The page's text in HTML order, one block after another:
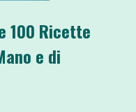
100 Ricette
e di